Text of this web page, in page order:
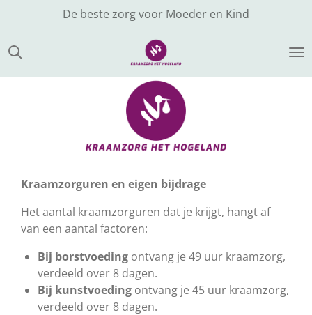
naar
De beste zorg voor Moeder en Kind
Kraamzorguren en eigen bijdrage
Het aantal kraamzorguren dat je krijgt, hangt af
van een aantal factoren:
Bij borstvoeding ontvang je 49 uur kraamzorg,
verdeeld over 8 dagen.
Bij kunstvoeding ontvang je 45 uur kraamzorg,
verdeeld over 8 dagen.